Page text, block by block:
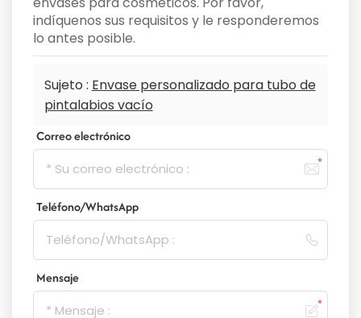
indíquenos sus requisitos y le responderemos
lo antes posible.
Sujeto : Envase personalizado para tubo de
pintalabios vacío
Correo electrónico
Teléfono/WhatsApp
Mensaje